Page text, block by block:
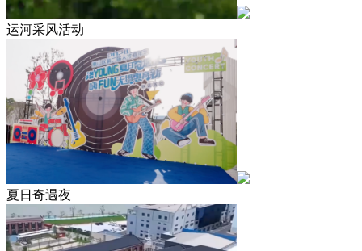
运河采风活动
夏日奇遇夜